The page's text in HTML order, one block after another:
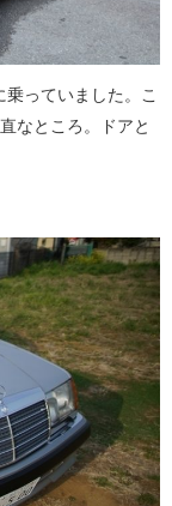
っていました。こ
なところ。ドアと